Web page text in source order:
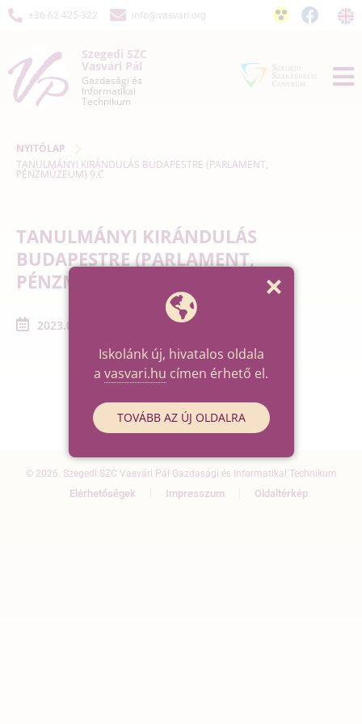
+36-62 425-322 info@vasvari.org
Szegedi SZC
Vasvári Pál
Gazdasági és
Informatikai
Technikum
NYITÓLAP
TANULMÁNYI KIRÁNDULÁS BUDAPESTRE (PARLAMENT,
PÉNZMÚZEUM) 9.C
TANULMÁNYI KIRÁNDULÁS
BUDAPESTRE (PARLAMENT,
PÉNZMÚZEUM) 9.C
2023.04.26. - 2023.04.26.
© 2026. Szegedi SZC Vasvári Pál Gazdasági és Informatikai Technikum
Elérhetőségek Impresszum Oldaltérkép
Iskolánk új, hivatalos oldala
a vasvari.hu címen érhető el.
TOVÁBB AZ ÚJ OLDALRA